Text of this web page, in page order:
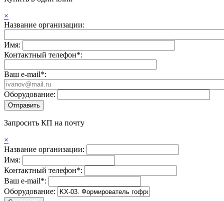
×
Название организации:
Имя:
Контактный телефон*:
Ваш e-mail*:
Оборудование:
Запросить КП на почту
×
Название организации:
Имя:
Контактный телефон*:
Ваш e-mail*:
Оборудование: